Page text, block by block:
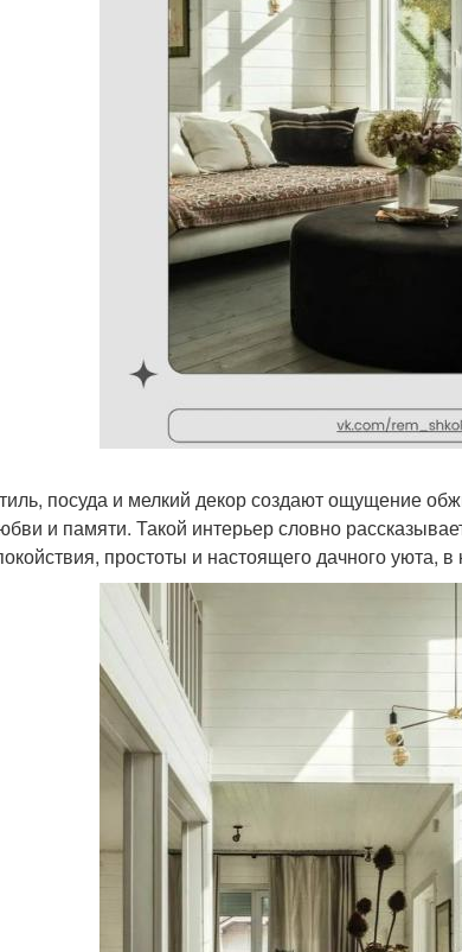
посуда и мелкий декор создают ощущение
и памяти. Такой интерьер словно
простоты и настоящего дачного уюта,